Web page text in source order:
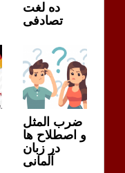
ده لغت
تصادفی
ضرب المثل
و اصطلاح ها
در زبان
آلمانی